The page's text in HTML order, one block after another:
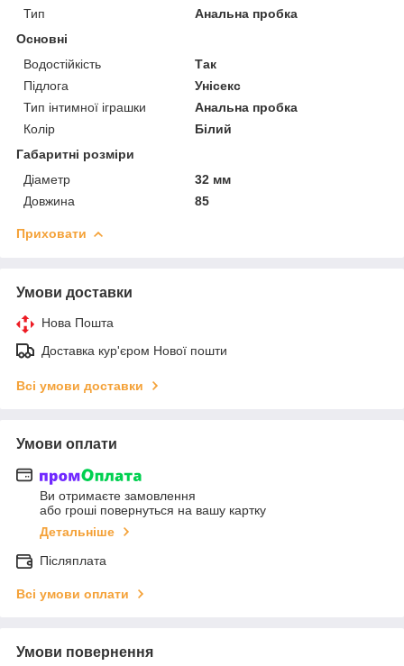
Тип
Анальна пробка
Основні
Водостійкість
Так
Підлога
Унісекс
Тип інтимної іграшки
Анальна пробка
Колір
Білий
Габаритні розміри
Діаметр
32 мм
Довжина
85
Приховати
Умови доставки
Нова Пошта
Доставка кур'єром Нової пошти
Всі умови доставки
Умови оплати
Ви отримаєте замовлення
або гроші повернуться на вашу картку
Детальніше
Післяплата
Всі умови оплати
Умови повернення